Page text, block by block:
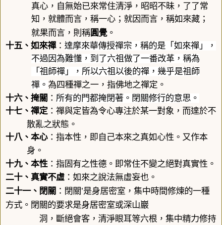
真心，自無始已來常住清淨，昭昭不昧，了了常
知，就體而言，稱一心；就因而言，稱如來藏；
就果而言，則稱圓覺。
十五、 如來禪： 達摩來華傳授禪宗，稱的是「如來禪」，
不過因為難懂，到了六祖做了一番改革，稱為
「祖師禪」，所以六祖以後的禪，幾乎是祖師
禪。為四種禪之一，指佛地之禪定。
十六、 掩關 ： 所有的門都掩閉著。閉關修行的意思。
十七、 禪定： 禪與定皆為令心專注於某一對象，而達於不
散亂之狀態。
十八、 本心： 指本性，即自己本來之真如心性。又作本
身。
十九、 本性： 指固有之性德。即常住不變之絕對真實性。
二十、真實不虛 ： 如來之說法無虛妄也。
二十一、閉關 ： 閉關’是身居密室，集中時間修煉的一種
方式。閉關的要求是身居密室或深山巖
洞，斷絕會客，清淨眼耳等六根，集中精力修持